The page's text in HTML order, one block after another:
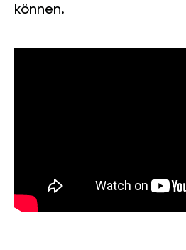
können.